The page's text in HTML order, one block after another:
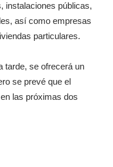
instalaciones públicas,
así como empresas
particulares.
tarde, se ofrecerá un
se prevé que el
las próximas dos